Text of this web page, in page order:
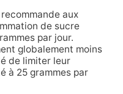
recommande aux
de sucre
par jour.
globalement moins
de limiter leur
à 25 grammes par